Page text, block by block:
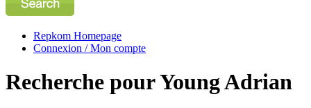
Repkom Homepage
Connexion / Mon compte
Recherche pour Young Adrian